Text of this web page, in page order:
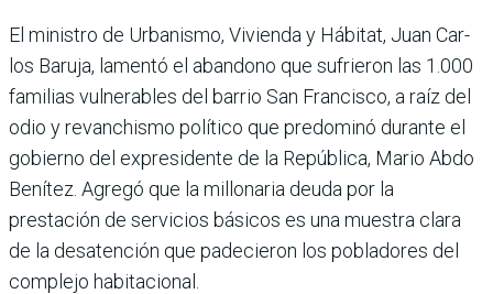
El ministro de Urba­nismo, Vivienda y Hábitat, Juan Car­
los Baruja, lamentó el aban­dono que sufrieron las 1.000
familias vulnerables del barrio San Francisco, a raíz del
odio y revan­chismo político que predo­minó durante el
gobierno del expresidente de la Repú­blica, Mario Abdo
Benítez. Agregó que la millonaria deuda por la
prestación de servicios básicos es una muestra clara
de la desa­tención que padecieron los pobladores del
complejo habitacional.